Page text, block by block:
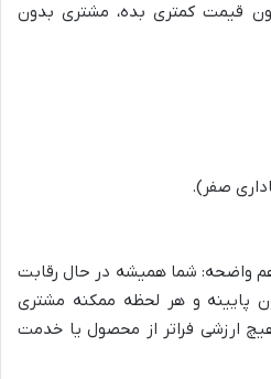
قیمت کمتری بده، مشتری بدون
صفر).
واضحه: شما همیشه در حال رقابت
پایینه و هر لحظه ممکنه مشتری
ارزشی فراتر از محصول یا خدمت